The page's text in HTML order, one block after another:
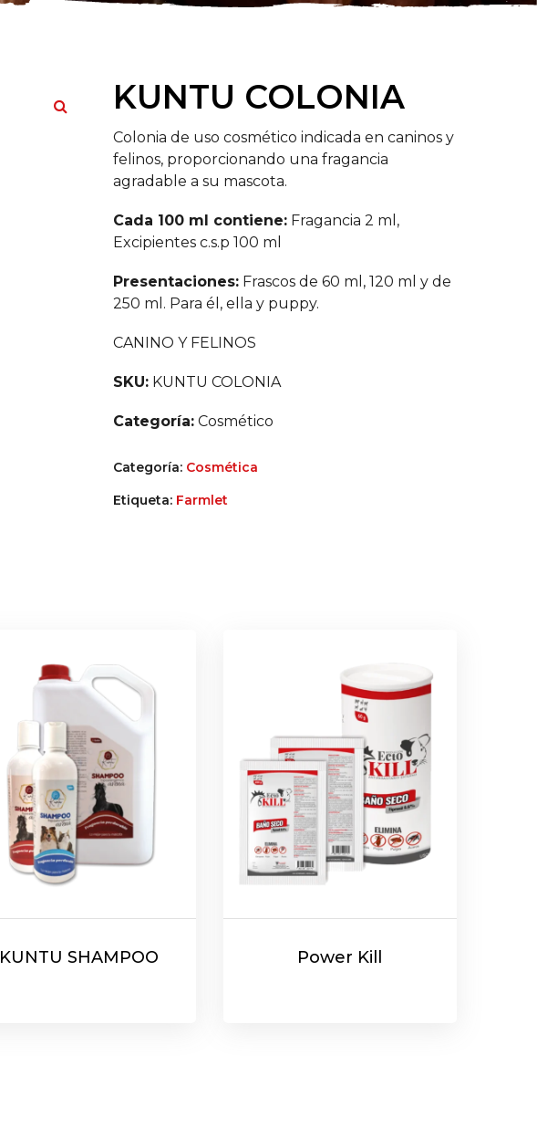
KUNTU COLONIA
Colonia de uso cosmético indicada en caninos y
felinos, proporcionando una fragancia
agradable a su mascota.
Cada 100 ml contiene: Fragancia 2 ml,
Excipientes c.s.p 100 ml
Presentaciones: Frascos de 60 ml, 120 ml y de
250 ml. Para él, ella y puppy.
CANINO Y FELINOS
SKU: KUNTU COLONIA
Categoría: Cosmético
Categoría: Cosmética
Etiqueta: Farmlet
KUNTU SHAMPOO Power Kill